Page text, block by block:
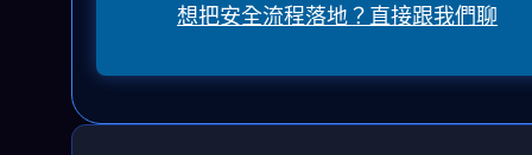
想把安全流程落地？直接跟我們聊